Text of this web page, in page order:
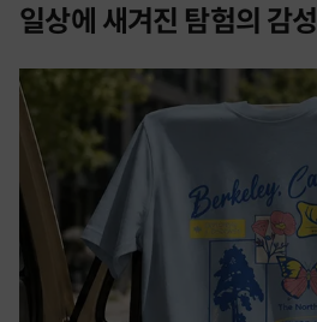
일상에 새겨진 탐험의 감성